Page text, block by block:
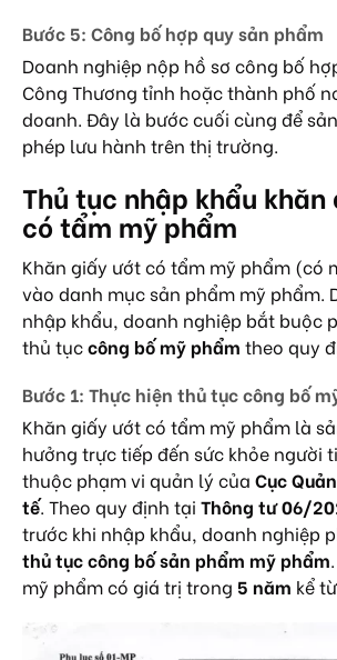
Bước 5: Công bố hợp quy sản phẩm
Doanh nghiệp nộp hồ sơ công bố
Công Thương tỉnh hoặc thành phố
doanh. Đây là bước cuối cùng để
phép lưu hành trên thị trường.
Thủ tục nhập khẩu
có tẩm mỹ phẩm
Khăn giấy ướt có tẩm mỹ phẩm (có
vào danh mục sản phẩm mỹ phẩm.
nhập khẩu, doanh nghiệp bắt buộc
thủ tụccông bố mỹ phẩm theo quy
Bước 1: Thực hiện thủ tục công bố
Khăn giấy ướt có tẩm mỹ phẩm là
hưởng trực tiếp đến sức khỏe người
thuộc phạm vi quản lý của Cục
tế. Theo quy định tại Thông tư 06/
trước khi nhập khẩu, doanh nghiệp
thủ tục công bố sản phẩm mỹ phẩm
mỹ phẩm có giá trị trong 5 năm kể